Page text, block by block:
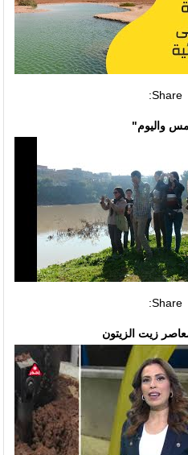
Share:
واليوم"
Share:
زيت الزيتون